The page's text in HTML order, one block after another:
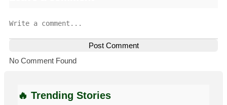
Post Comment
No Comment Found
🔥 Trending Stories